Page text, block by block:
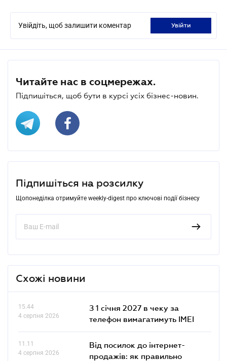
Увійдіть, щоб залишити коментар увійти
Читайте нас в соцмережах.
Підпишіться, щоб бути в курсі усіх бізнес-новин.
Підпишіться на розсилку
Щопонеділка отримуйте weekly-digest про ключові події бізнесу
Схожі новини
15.44
4 серпня 2026
З 1 січня 2027 в чеку за
телефон вимагатимуть IMEI
11.11
4 серпня 2026
Від посилок до інтернет-
продажів: як правильно